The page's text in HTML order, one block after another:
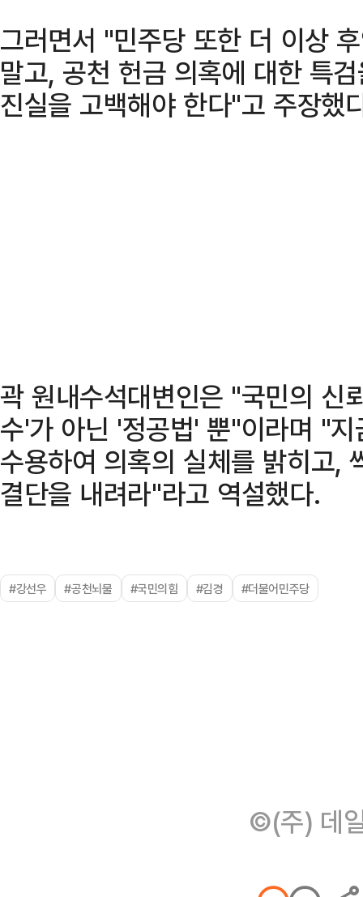
그러면서 "민주당 또한 더 이상
말고, 공천 헌금 의혹에 대한 특
진실을 고백해야 한다"고 주장했
곽 원내수석대변인은 "국민의 신
수'가 아닌 '정공법' 뿐"이라며 "
수용하여 의혹의 실체를 밝히고,
결단을 내려라"라고 역설했다.
#강선우 #공천뇌물 #국민의힘 #김경 #더불어민주당
©(주) 데